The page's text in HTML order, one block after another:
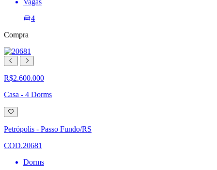
Vagas
4
Compra
R$2.600.000
Casa - 4 Dorms
Adicionar
à
lista
de
Petrópolis - Passo Fundo/RS
COD.20681
Dorms